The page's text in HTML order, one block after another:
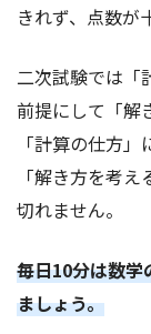
きれず、点数が
二次試験では「
前提にして「解
「計算の仕方
「解き方を考
切れません。
毎日10分は数学
ましょう。